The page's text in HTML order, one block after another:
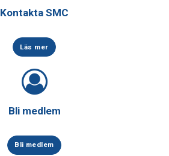
Kontakta SMC
Läs mer
Bli medlem
Bli medlem